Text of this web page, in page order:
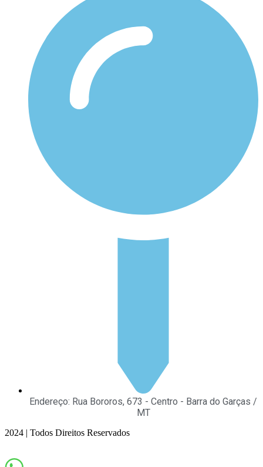
Endereço: Rua Bororos, 673 - Centro - Barra do Garças /
MT
2024 | Todos Direitos Reservados